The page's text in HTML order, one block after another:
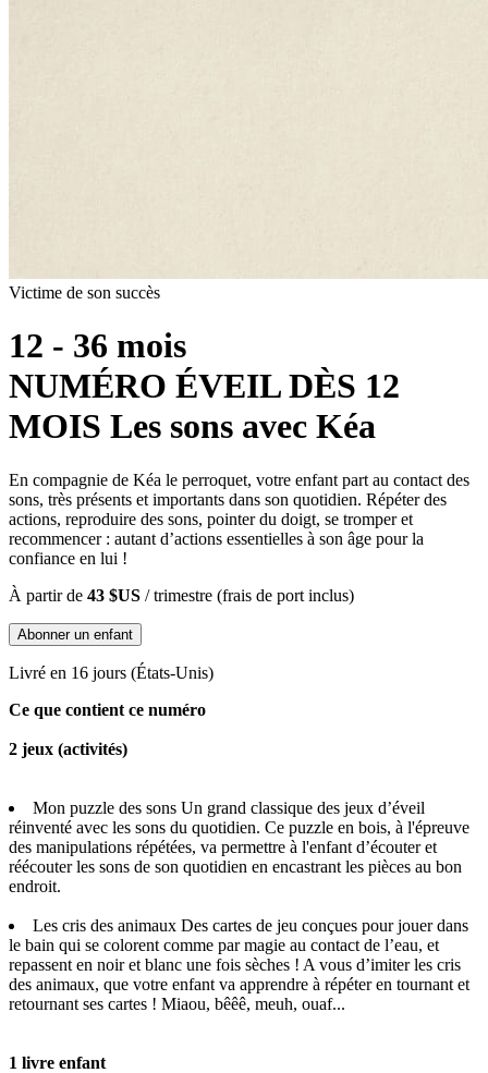
Victime de son succès
12 - 36 mois
NUMÉRO ÉVEIL DÈS 12
MOIS Les sons avec Kéa
En compagnie de Kéa le perroquet, votre enfant part au contact des
sons, très présents et importants dans son quotidien. Répéter des
actions, reproduire des sons, pointer du doigt, se tromper et
recommencer : autant d’actions essentielles à son âge pour la
confiance en lui !
À partir de 43 $US / trimestre (frais de port inclus)
Abonner un enfant
Livré en 16 jours (États-Unis)
Ce que contient ce numéro
2 jeux (activités)
Mon puzzle des sons Un grand classique des jeux d’éveil
réinventé avec les sons du quotidien. Ce puzzle en bois, à l'épreuve
des manipulations répétées, va permettre à l'enfant d’écouter et
réécouter les sons de son quotidien en encastrant les pièces au bon
endroit.
Les cris des animaux Des cartes de jeu conçues pour jouer dans
le bain qui se colorent comme par magie au contact de l’eau, et
repassent en noir et blanc une fois sèches ! A vous d’imiter les cris
des animaux, que votre enfant va apprendre à répéter en tournant et
retournant ses cartes ! Miaou, bêêê, meuh, ouaf...
1 livre enfant